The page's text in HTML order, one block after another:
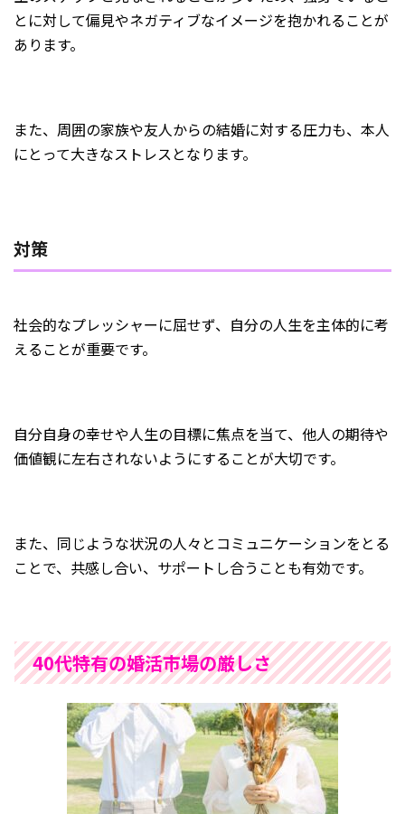
とに対して偏見やネガティブなイメージを抱かれることが
あります。
また、周囲の家族や友人からの結婚に対する圧力も、本人
にとって大きなストレスとなります。
対策
社会的なプレッシャーに屈せず、自分の人生を主体的に考
えることが重要です。
自分自身の幸せや人生の目標に焦点を当て、他人の期待や
価値観に左右されないようにすることが大切です。
また、同じような状況の人々とコミュニケーションをとる
ことで、共感し合い、サポートし合うことも有効です。
40代特有の婚活市場の厳しさ